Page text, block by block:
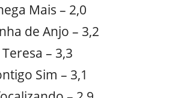
Mais – 2,0
de Anjo – 3,2
Teresa – 3,3
Sim – 3,1